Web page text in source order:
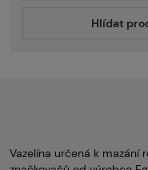
Hlídat
Vazelína určená k mazání